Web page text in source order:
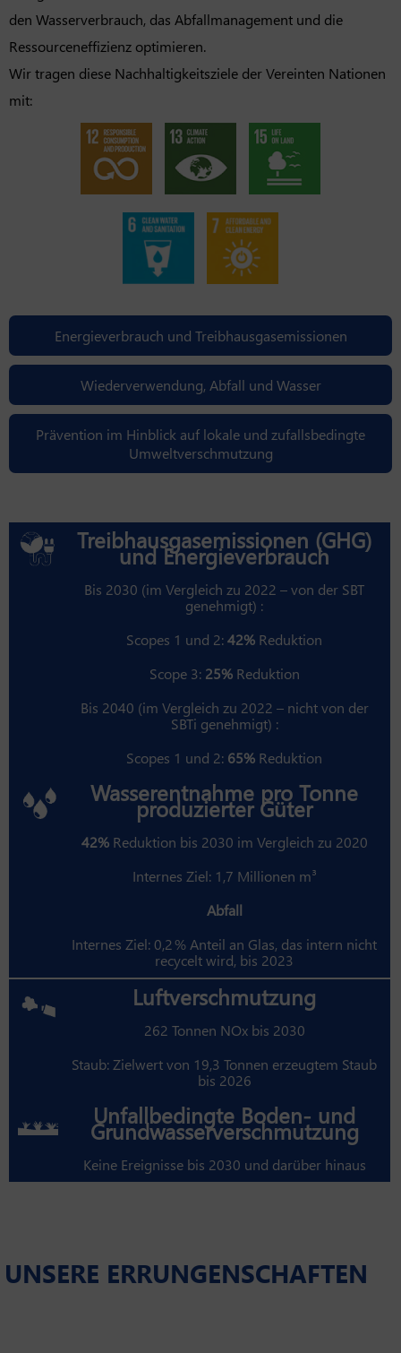
den Wasserverbrauch, das Abfallmanagement und die
Ressourceneffizienz optimieren.
Wir tragen diese Nachhaltigkeitsziele der Vereinten Nationen
mit:
Energieverbrauch und Treibhausgasemissionen
Wiederverwendung, Abfall und Wasser
Prävention im Hinblick auf lokale und zufallsbedingte
Umweltverschmutzung
Treibhausgasemissionen (GHG)
und Energieverbrauch
Bis 2030 (im Vergleich zu 2022 – von der SBT
genehmigt) :
Scopes 1 und 2:42% Reduktion
Scope 3: 25%Reduktion
Bis 2040 (im Vergleich zu 2022 – nicht von der
SBTi genehmigt) :
Scopes 1 und 2: 65% Reduktion
Wasserentnahme pro Tonne
produzierter Güter
42%Reduktion bis 2030 im Vergleich zu 2020
Internes Ziel: 1,7 Millionen m³
Abfall
Internes Ziel: 0,2 % Anteil an Glas, das intern nicht
recycelt wird, bis 2023
Luftverschmutzung
262 Tonnen NOx bis 2030
Staub: Zielwert von 19,3 Tonnen erzeugtem Staub
bis 2026
Unfallbedingte Boden- und
Grundwasserverschmutzung
Keine Ereignisse bis 2030 und darüber hinaus
UNSERE ERRUNGENSCHAFTEN